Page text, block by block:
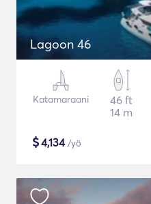
Lagoon 46
Katamaraani
46 ft
14 m
$4,134/yö